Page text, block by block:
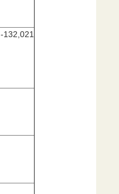
-132,021